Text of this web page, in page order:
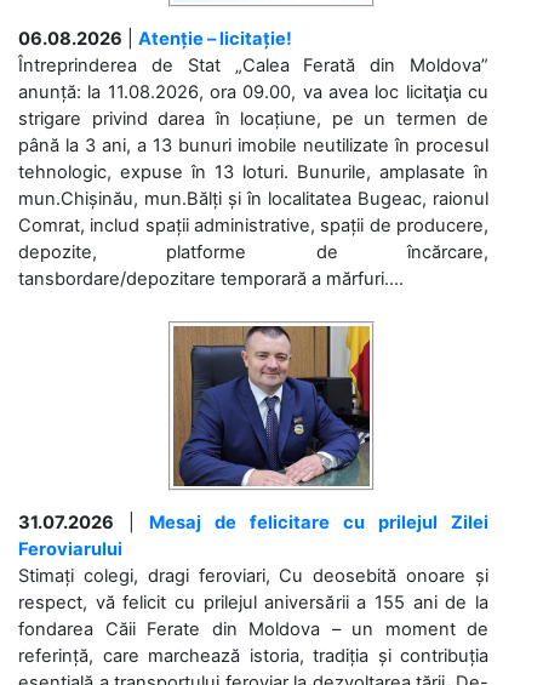
06.08.2026
Atenție – licitație!
Întreprinderea de Stat „Calea Ferată din Moldova”
anunță: la 11.08.2026, ora 09.00, va avea loc licitaţia cu
strigare privind darea în locațiune, pe un termen de
până la 3 ani, a 13 bunuri imobile neutilizate în procesul
tehnologic, expuse în 13 loturi. Bunurile, amplasate în
mun.Chișinău, mun.Bălți și în localitatea Bugeac, raionul
Comrat, includ spații administrative, spații de producere,
depozite, platforme de încărcare,
tansbordare/depozitare temporară a mărfuri....
31.07.2026
Mesaj de felicitare cu prilejul Zilei
Feroviarului
Stimați colegi, dragi feroviari, Cu deosebită onoare și
respect, vă felicit cu prilejul aniversării a 155 ani de la
fondarea Căii Ferate din Moldova – un moment de
referință, care marchează istoria, tradiția și contribuția